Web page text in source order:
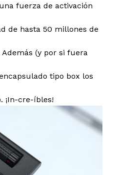
fuerza de activación
de hasta 50 millones de
(y por si fuera
tipo box los
¡In-cre-íbles!